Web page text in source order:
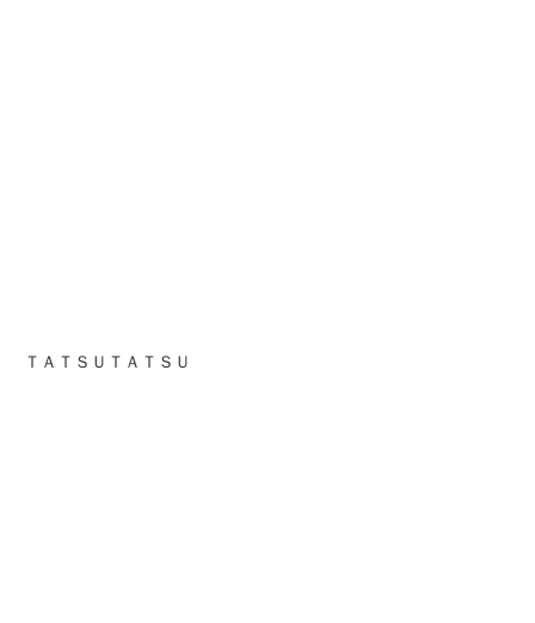
ＴＡＴＳＵＴＡＴＳＵ